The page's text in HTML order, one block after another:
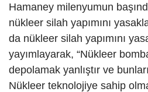
Hamaney milenyumun
nükleer silah yapımını
da nükleer silah yapımını
yayımlayarak, “Nükleer
depolamak yanlıştır ve
Nükleer teknolojiye sahip